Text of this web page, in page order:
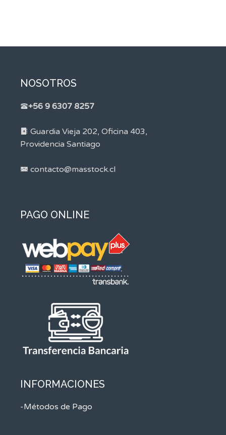
NOSOTROS
+56 9 6307 8257
Guardia Vieja 202, Oficina 403,
Providencia Santiago
contacto@masstock.cl
PAGO ONLINE
INFORMACIONES
-Métodos de Pago